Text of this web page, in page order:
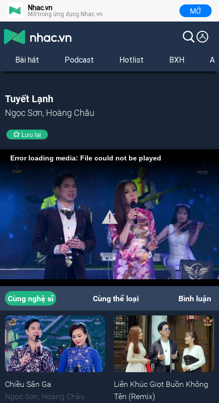
Nhac.vn
Mở trong ứng dụng Nhac.vn MỞ
Bài hát Podcast Hotlist BXH
Tuyết Lạnh
Ngọc Sơn, Hoàng Châu
Lưu lại
Error loading media: File could not be played
Cùng nghệ sĩ Cùng thể loại Bình luận
Chiều Sân Ga
Ngọc Sơn Hoàng Châu
Liên Khúc Giọt Buồn Không
Tên (Remix)